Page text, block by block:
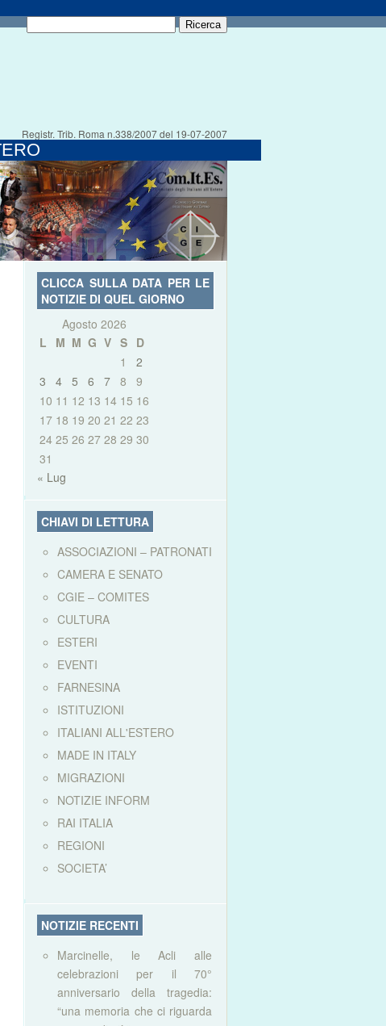
Registr. Trib. Roma n.338/2007 del 19-07-2007
CLICCA SULLA DATA PER LE
NOTIZIE DI QUEL GIORNO
Agosto 2026
L
M M G V S D
1
2
3
4 5 6 7 8
9
10 11 12 13 14 15 16
17 18 19 20 21 22 23
24 25 26 27 28 29 30
31
« Lug
CHIAVI DI LETTURA
ASSOCIAZIONI – PATRONATI
CAMERA E SENATO
CGIE – COMITES
CULTURA
ESTERI
EVENTI
FARNESINA
ISTITUZIONI
ITALIANI ALL'ESTERO
MADE IN ITALY
MIGRAZIONI
NOTIZIE INFORM
RAI ITALIA
REGIONI
SOCIETA’
NOTIZIE RECENTI
Marcinelle, le Acli alle
celebrazioni per il 70°
anniversario della tragedia:
“una memoria che ci riguarda